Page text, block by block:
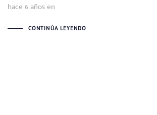
hace 6 añosen
CONTINÚA LEYENDO